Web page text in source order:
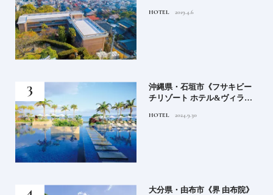
HOTEL 2019.4.6
沖縄県・石垣市《フサキビー
チリゾート ホテル&ヴィラ
でゆるりと島時間を楽しむ
HOTEL 2024.9.30
大分県・由布市《界 由布院》